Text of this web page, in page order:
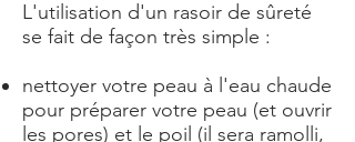
L'utilisation d'un rasoir de sûreté
se fait de façon très simple :
nettoyer votre peau à l'eau chaude
pour préparer votre peau (et ouvrir
les pores) et le poil (il sera ramolli,